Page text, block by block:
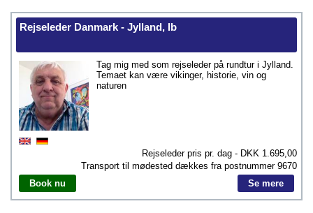
Rejseleder Danmark - Jylland, Ib
Tag mig med som rejseleder på rundtur i Jylland.
Temaet kan være vikinger, historie, vin og
naturen
Rejseleder pris pr. dag - DKK 1.695,00
Transport til mødested dækkes fra postnummer 9670
Book nu
Se mere